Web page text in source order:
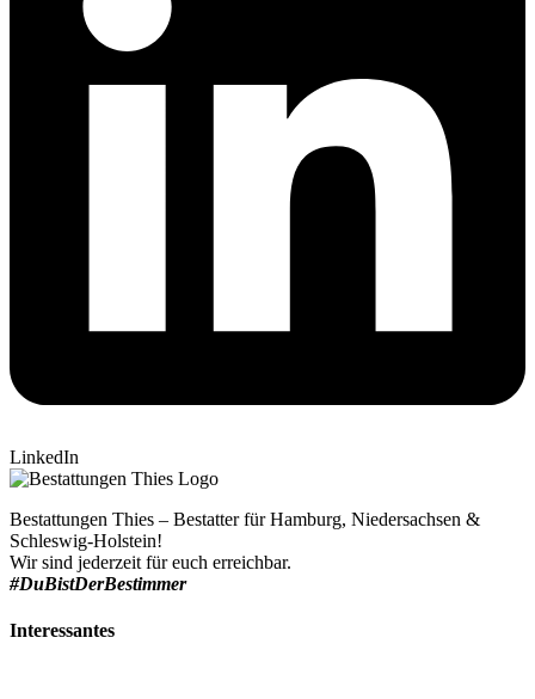
LinkedIn
Bestattungen Thies – Bestatter für Hamburg, Niedersachsen &
Schleswig-Holstein!
Wir sind jederzeit für euch erreichbar.
#DuBistDerBestimmer
Interessantes